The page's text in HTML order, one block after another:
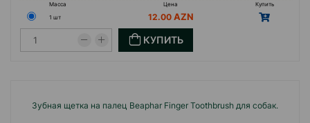
Масса Цена
Купить
1 шт
12.00
КУПИТЬ
Зубная щетка на палец Beaphar Finger Toothbrush для собак.